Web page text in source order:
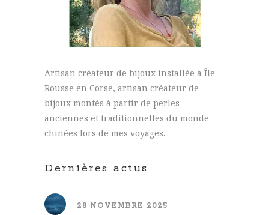
Artisan créateur de bijoux installée à Île
Rousse en Corse, artisan créateur de
bijoux montés à partir de perles
anciennes et traditionnelles du monde
chinées lors de mes voyages.
Dernières actus
28 NOVEMBRE 2025